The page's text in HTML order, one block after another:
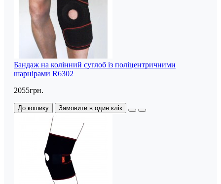
Бандаж на колінний суглоб із поліцентричними
шарнірами R6302
2055грн.
До кошику Замовити в один клік